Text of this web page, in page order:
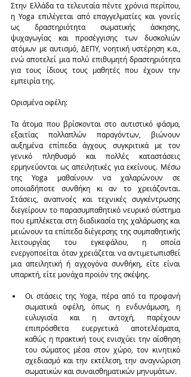
Στην Ελλάδα τα τελευταία πέντε χρόνια περίπου,
η Yoga επιλέγεται από επαγγελματίες και γονείς
ως δραστηριότητα σωματικής άσκησης,
ψυχαγωγίας και προσέγγισης των δυσκολιών
ατόμων με αυτισμό, ΔΕΠΥ, νοητική υστέρηση κ.α.,
ενώ αποτελεί μια πολύ επιθυμητή δραστηριότητα
για τους ίδιους τους μαθητές που έχουν την
εμπειρία της.
Ορισμένα οφέλη:
Τα άτομα που βρίσκονται στο αυτιστικό φάσμα,
εξαιτίας πολλαπλών παραγόντων, βιώνουν
αυξημένα επίπεδα άγχους συγκριτικά με τον
γενικό πληθυσμό και πολλές καταστάσεις
ερμηνεύονται ως απειλητικές για εκείνους. Μέσω
της Yoga μαθαίνουν να χαλαρώνουν σε
οποιαδήποτε συνθήκη κι αν το χρειάζονται.
Στάσεις, αναπνοές και τεχνικές συγκέντρωσης
διεγείρουν το παρασυμπαθητικό νευρικό σύστημα
που εμπλέκεται στη διαδικασία της χαλάρωσης και
μειώνουν τα επίπεδα διέγερσης της συμπαθητικής
λειτουργίας του εγκεφάλου, η οποία
ενεργοποείται όταν χρειάζεται να αντιμετωπισθεί
μια απειλητική ή αγχογόνα συνθήκη, είτε είναι
υπαρκτή, είτε μονάχα προϊόν της σκέψης.
Οι στάσεις της Yoga, πέρα από τα προφανή
σωματικά οφέλη, όπως η ενδυνάμωση, η
ευλυγισία και η αντοχή, παρέχουν
επιπρόσθετα ευεργετικά αποτελέσματα,
καθώς η πρακτική τους ενισχύει την αίσθηση
του σώματος μέσα στον χώρο, τον κινητικό
σχεδιασμό και την εκτέλεση, την αναγνώριση
σωματικών και συναισθηματικών μηνυμάτων.